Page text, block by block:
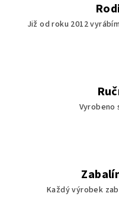
Již od roku 2012
Vyrobeno
Každý výrobek